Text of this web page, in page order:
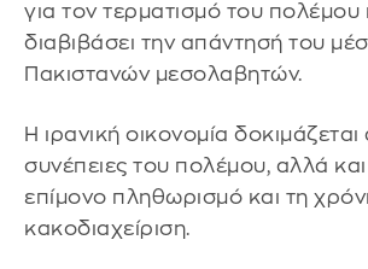
για τον τερματισμό του πολέμου
διαβιβάσει την απάντησή του
Πακιστανών μεσολαβητών.
Η ιρανική οικονομία δοκιμάζεται
συνέπειες του πολέμου, αλλά
επίμονο πληθωρισμό και τη
κακοδιαχείριση.